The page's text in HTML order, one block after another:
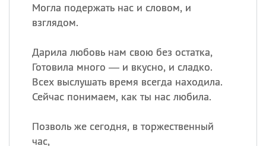
Могла подержать нас и словом, и
взглядом.
Дарила любовь нам свою без остатка,
Готовила много — и вкусно, и сладко.
Всех выслушать время всегда находила.
Сейчас понимаем, как ты нас любила.
Позволь же сегодня, в торжественный
час,